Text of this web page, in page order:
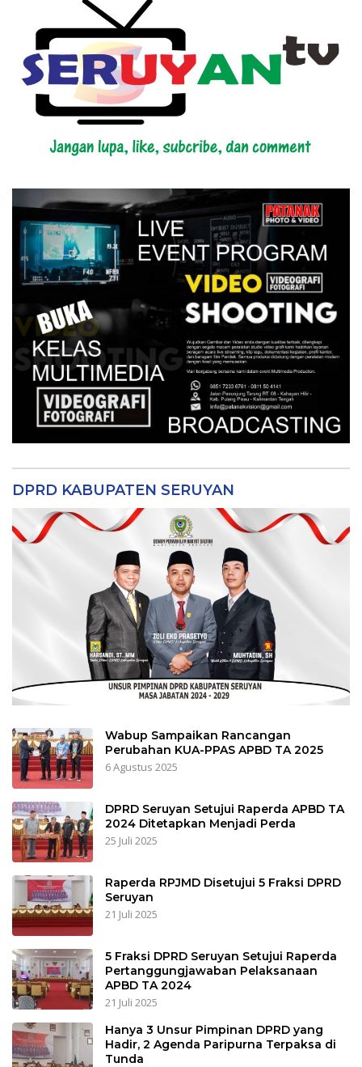
DPRD KABUPATEN SERUYAN
Wabup Sampaikan Rancangan
Perubahan KUA-PPAS APBD TA 2025
6 Agustus 2025
DPRD Seruyan Setujui Raperda APBD TA
2024 Ditetapkan Menjadi Perda
25 Juli 2025
Raperda RPJMD Disetujui 5 Fraksi DPRD
Seruyan
21 Juli 2025
5 Fraksi DPRD Seruyan Setujui Raperda
Pertanggungjawaban Pelaksanaan
APBD TA 2024
21 Juli 2025
Hanya 3 Unsur Pimpinan DPRD yang
Hadir, 2 Agenda Paripurna Terpaksa di
Tunda